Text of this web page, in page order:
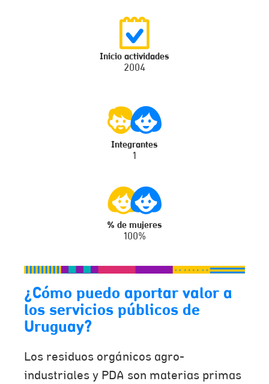
Inicio actividades
2004
Integrantes
1
% de mujeres
100%
¿Cómo puedo aportar valor a
los servicios públicos de
Uruguay?
Los residuos orgánicos agro-
industriales y PDA son materias primas